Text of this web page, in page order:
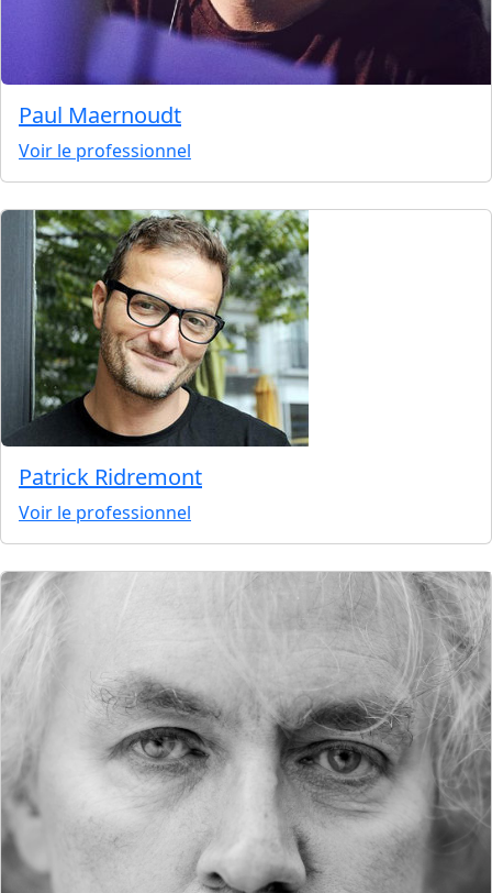
Paul Maernoudt
Voir le professionnel
Patrick Ridremont
Voir le professionnel